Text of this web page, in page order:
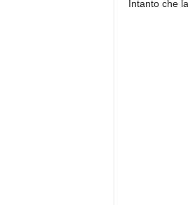
Intanto che